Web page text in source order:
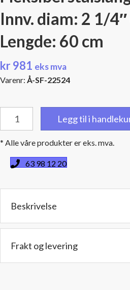
Innv. diam: 2 1/
Lengde: 60 cm
kr981 eks mva
Varenr: Å-SF-22524
stålslange
rustfri
Innv.
1/4"
mm)
Lengde:
cm
Legg til i
* Alle våre produkter er eks. mva.
63 98 12 20
Beskrivelse
Frakt og levering